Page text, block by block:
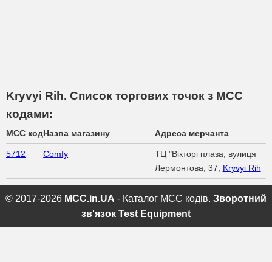
Kryvyi Rih. Список торгових точок з МСС
кодами:
MCC кодНазва магазину Адреса мерчанта
5712 Comfy
ТЦ "Вікторі плаза, вулиця
Лермонтова, 37, Kryvyi Rih
© 2017-2026 MCC.in.UA - Каталог MCC кодів. Зворотний
зв'язок Test Equipment